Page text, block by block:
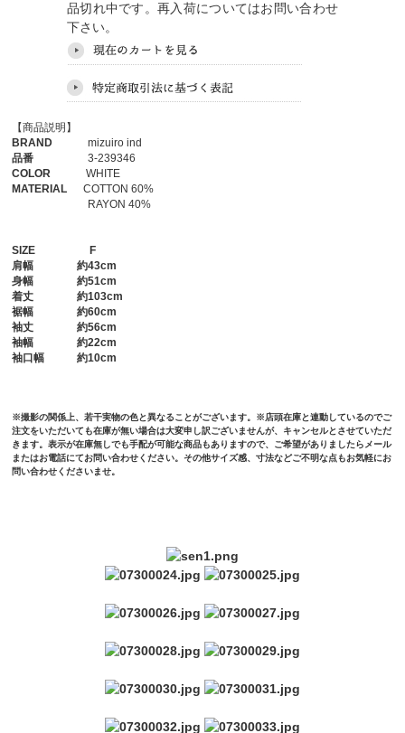
品切れ中です。再入荷についてはお問い合わせ
下さい。
【商品説明】
BRAND mizuiro ind
品番 3-239346
COLOR WHITE
MATERIAL COTTON 60%
RAYON 40%
SIZE
F
肩幅 約43cm
身幅 約51cm
着丈 約103cm
裾幅 約60cm
袖丈 約56cm
袖幅 約22cm
袖口幅 約10cm
※撮影の関係上、若干実物の色と異なることがございます。※店頭在庫と連動しているのでご
注文をいただいても在庫が無い場合は大変申し訳ございませんが、キャンセルとさせていただ
きます。表示が在庫無しでも手配が可能な商品もありますので、ご希望がありましたらメール
またはお電話にてお問い合わせください。その他サイズ感、寸法などご不明な点もお気軽にお
問い合わせくださいませ。